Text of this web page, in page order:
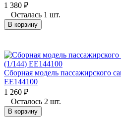
1 380 ₽
Осталась 1 шт.
В корзину
Сборная модель пассажирского
EE144100
1 260 ₽
Осталось 2 шт.
В корзину